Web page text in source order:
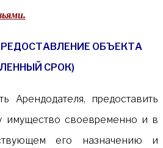
ОБЪЕКТА
СРОК)
Арендодателя, предоставить
имущество своевременно и в
его назначению и